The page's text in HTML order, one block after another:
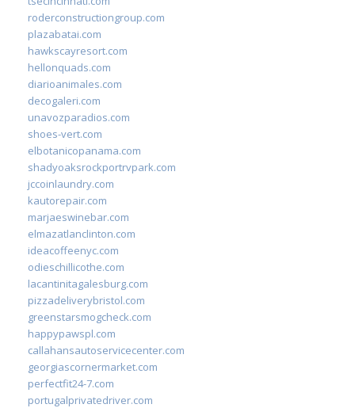
roderconstructiongroup.com
plazabatai.com
hawkscayresort.com
hellonquads.com
diarioanimales.com
decogaleri.com
unavozparadios.com
shoes-vert.com
elbotanicopanama.com
shadyoaksrockportrvpark.com
jccoinlaundry.com
kautorepair.com
marjaeswinebar.com
elmazatlanclinton.com
ideacoffeenyc.com
odieschillicothe.com
lacantinitagalesburg.com
pizzadeliverybristol.com
greenstarsmogcheck.com
happypawspl.com
callahansautoservicecenter.com
georgiascornermarket.com
perfectfit24-7.com
portugalprivatedriver.com